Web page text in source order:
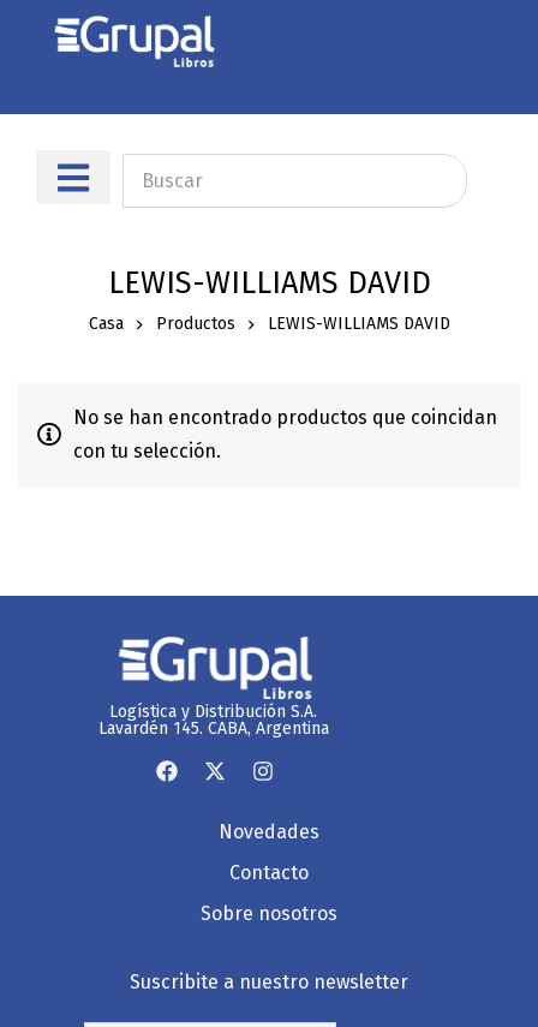
LEWIS-WILLIAMS DAVID
Casa Productos LEWIS-WILLIAMS DAVID
No se han encontrado productos que coincidan
con tu selección.
Logística y Distribución S.A.
Lavardén 145. CABA, Argentina
Novedades
Contacto
Sobre nosotros
Suscribite a nuestro newsletter